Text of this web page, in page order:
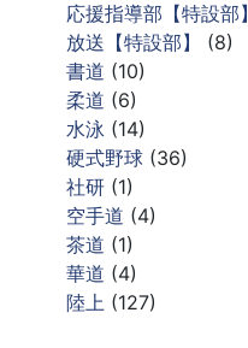
応援指導部【特設部】
放送【特設部】
(8)
書道 (10)
柔道 (6)
水泳 (14)
硬式野球 (36)
社研 (1)
空手道 (4)
茶道 (1)
華道 (4)
陸上 (127)